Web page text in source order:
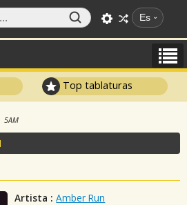
Es
Top tablaturas
5AM
Artista : Amber Run